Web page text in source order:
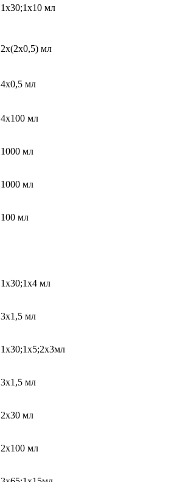
1х30;1х10 мл
2х(2х0,5) мл
4х0,5 мл
4х100 мл
1000 мл
1000 мл
100 мл
1x30;1х4 мл
3x1,5 мл
1x30;1х5;2х3мл
3x1,5 мл
2х30 мл
2х100 мл